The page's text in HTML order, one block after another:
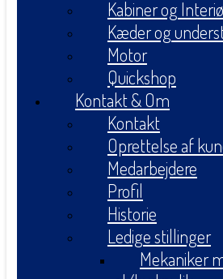
Kabiner og
Kæder og
Motor
Quickshop
Kontakt & Om
Kontakt
Oprettelse af
Medarbejdere
Profil
Historie
Ledige stillinger
Mekaniker